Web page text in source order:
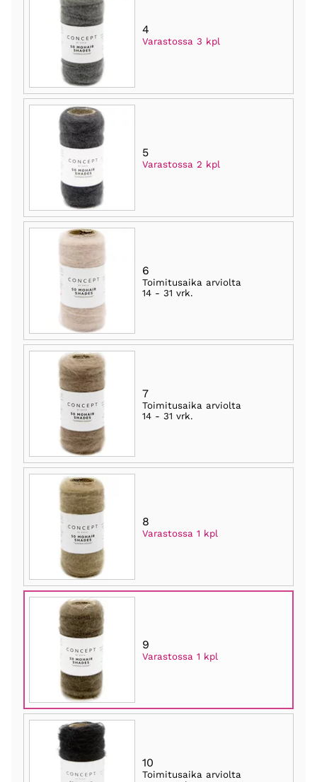
4
Varastossa 3 kpl
5
Varastossa 2 kpl
6
Toimitusaika arviolta
14 - 31 vrk.
7
Toimitusaika arviolta
14 - 31 vrk.
8
Varastossa 1 kpl
9
Varastossa 1 kpl
10
Toimitusaika arviolta